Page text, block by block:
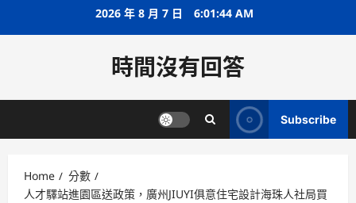
2026 年 8 月 7 日 6:01:44 AM
時間沒有回答
Subscribe
Home
分數
人才驛站進園區送政策，廣州JIUYI俱意住宅設計海珠人社局買